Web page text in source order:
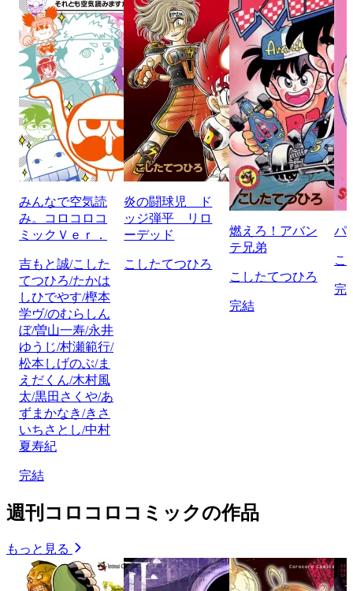
みんなで空気読
み。コロコロコ
ミックＶｅｒ．
吉もと誠/こした
てつひろ/たかは
しひでやす/樫本
学ヴ/のむらしん
ぼ/曽山一寿/永井
ゆうじ/村瀬範行/
松本しげのぶ/ま
えだくん/木村風
太/黒田さくや/あ
ずまかなき/きさ
いちさとし/中村
夏寿紀
完結
炎の闘球児 ド
ッジ弾平 リロ
ーデッド
こしたてつひろ
燃えろ！アバン
テ兄弟
こしたてつひろ
完結
パ
こ
完
週刊コロコロコミックの作品
もっと見る